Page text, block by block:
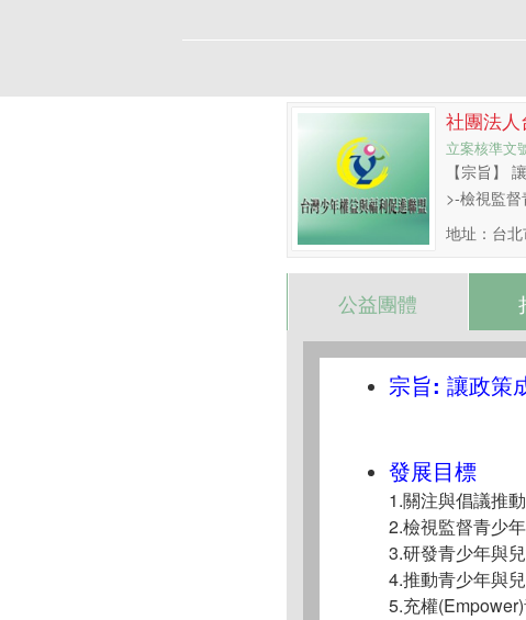
社團法
立案核準文
【宗旨】
>-檢視監
地址：台
公益團體
宗旨: 讓政策
發展目標
1.關注與倡議推
2.檢視監督青少
3.研發青少年與
4.推動青少年與
5.充權